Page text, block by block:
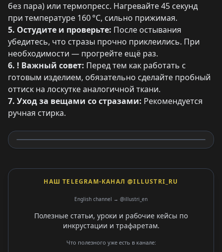
без пара) или термопресс. Нагревайте 45 секунд
при температуре 160 °C, сильно прижимая.
5. Остудите и проверьте: После остывания
убедитесь, что стразы прочно приклеились. При
необходимости — прогрейте ещё раз.
6. ! Важный совет: Перед тем как работать с
готовым изделием, обязательно сделайте пробный
оттиск на лоскутке аналогичной ткани.
7. Уход за вещами со стразами: Рекомендуется
ручная стирка.
НАШ TELEGRAM-КАНАЛ @ILLUSTRI_RU
English channel → @illustri_en
Полезные статьи, уроки и рабочие кейсы по
инкрустации и трафаретам.
Что полезного уже есть в канале: